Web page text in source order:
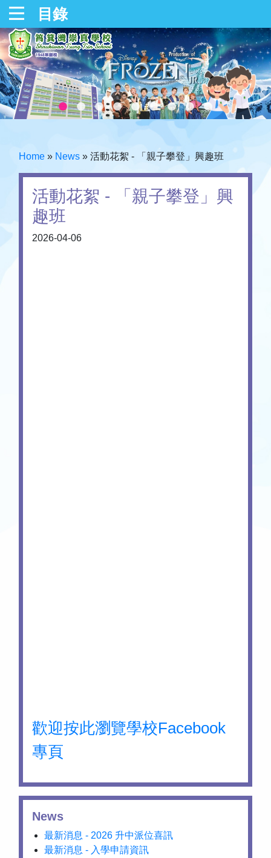
目錄
Home » News » 活動花絮 - 「親子攀登」興趣班
活動花絮 - 「親子攀登」興
趣班
2026-04-06
歡迎按此瀏覽學校Facebook
專頁
News
最新消息 - 2026 升中派位喜訊
最新消息 - 入學申請資訊